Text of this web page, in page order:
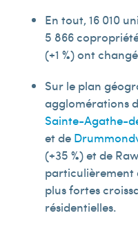
En tout, 16 010
5 866
(+1 %) ont
Sur le plan
agglomérations
Sainte-Agathe-
et de
(+35 %) et de
particulièrement
plus fortes
résidentielles.